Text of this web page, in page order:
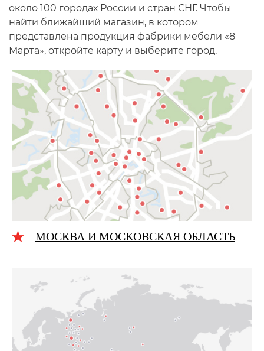
около 100 городах России и стран СНГ. Чтобы
найти ближайший магазин, в котором
представлена продукция фабрики мебели «8
Марта», откройте карту и выберите город.
МОСКВА И МОСКОВСКАЯ ОБЛАСТЬ